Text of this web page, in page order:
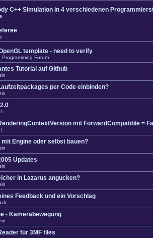
C++ Simulation in 4 verschiedenen
template - need to verify
Programming Forum
Tutorial auf Github
per Code einbinden?
mit ForwardCompatible =
mit Engine oder selbst bauen?
Updates
in Lazarus angucken?
Feedback und ein Vorschlag
- Kamerabewegung
für 3MF files